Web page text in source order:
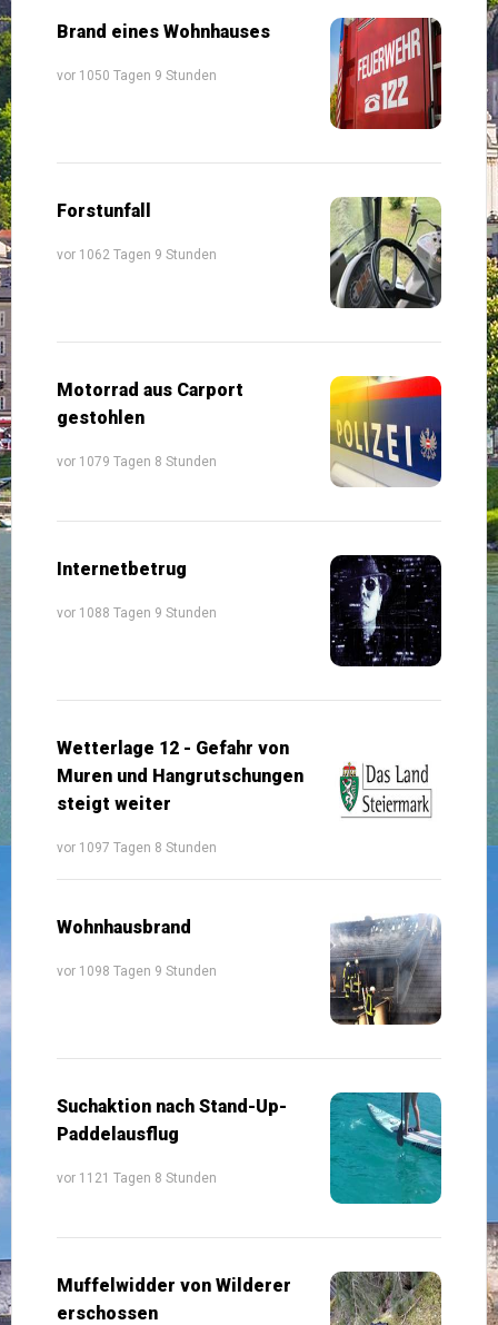
Brand eines Wohnhauses
vor 1050 Tagen 9 Stunden
Forstunfall
vor 1062 Tagen 9 Stunden
Motorrad aus Carport
gestohlen
vor 1079 Tagen 8 Stunden
Internetbetrug
vor 1088 Tagen 9 Stunden
Wetterlage 12 - Gefahr von
Muren und Hangrutschungen
steigt weiter
vor 1097 Tagen 8 Stunden
Wohnhausbrand
vor 1098 Tagen 9 Stunden
Suchaktion nach Stand-Up-
Paddelausflug
vor 1121 Tagen 8 Stunden
Muffelwidder von Wilderer
erschossen